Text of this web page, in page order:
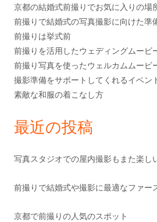
京都の結婚式前撮りでお気に入りの場
前撮りで結婚式の写真撮影に向けた準
前撮りは挙式前
前撮りを活用したウェディングムービ
前撮り写真を使ったウェルカムムービ
撮影準備をサポートしてくれるイベン
素敵な和服の着こなし方
最近の投稿
写真スタジオでの屋内撮影もまた楽し
前撮りで結婚式や撮影に最適なファー
京都で前撮りの人気のスポット